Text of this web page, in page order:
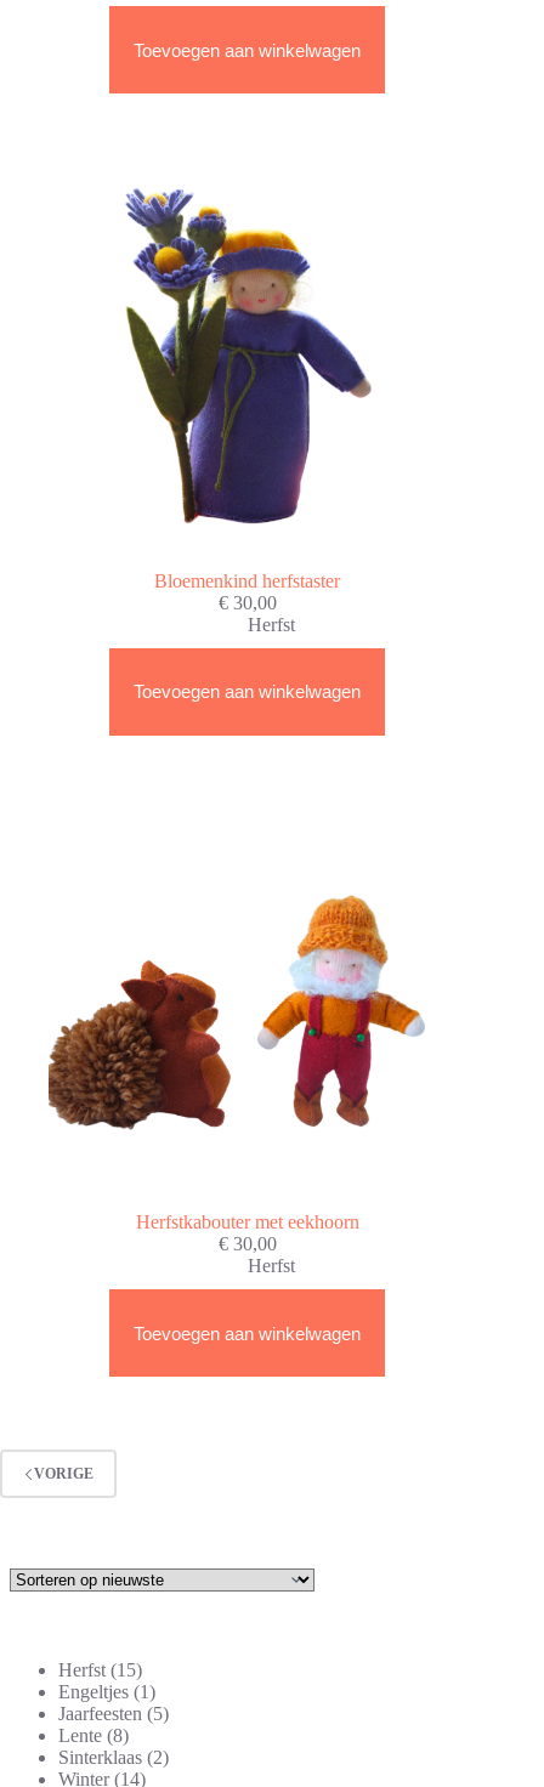
Toevoegen aan winkelwagen
Bloemenkind herfstaster
€30,00
Herfst
Toevoegen aan winkelwagen
Herfstkabouter met eekhoorn
€30,00
Herfst
Toevoegen aan winkelwagen
VORIGE
Herfst 1515
producten
Engeltjes 11
product
Jaarfeesten 55
Lente 88
producten
Sinterklaas 22
Winter 1414